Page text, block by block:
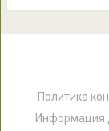
Политика
Информация